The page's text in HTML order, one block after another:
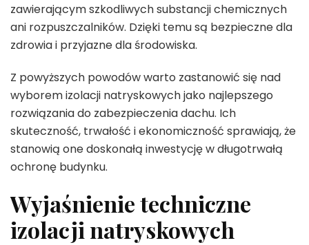
zawierającym szkodliwych substancji chemicznych
ani rozpuszczalników. Dzięki temu są bezpieczne dla
zdrowia i przyjazne dla środowiska.
Z powyższych powodów warto zastanowić się nad
wyborem izolacji natryskowych jako najlepszego
rozwiązania do zabezpieczenia dachu. Ich
skuteczność, trwałość i ekonomiczność sprawiają, że
stanowią one doskonałą inwestycję w długotrwałą
ochronę budynku.
Wyjaśnienie techniczne
izolacji natryskowych